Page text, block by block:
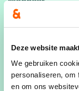
Deze website
We gebruiken
personaliseren, om
en om ons
14/10/25
Waar
Het Landhuis
Boomstraat 1
Bornem,